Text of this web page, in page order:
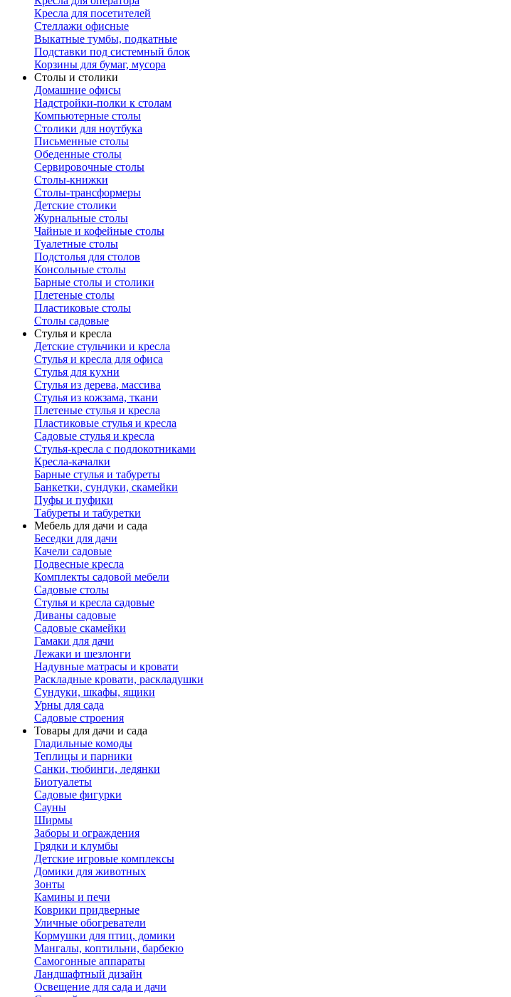
Кресла для посетителей
Стеллажи офисные
Выкатные тумбы, подкатные
Подставки под системный блок
Корзины для бумаг, мусора
Столы и столики
Домашние офисы
Надстройки-полки к столам
Компьютерные столы
Столики для ноутбука
Письменные столы
Обеденные столы
Сервировочные столы
Столы-книжки
Столы-трансформеры
Детские столики
Журнальные столы
Чайные и кофейные столы
Туалетные столы
Подстолья для столов
Консольные столы
Барные столы и столики
Плетеные столы
Пластиковые столы
Столы садовые
Стулья и кресла
Детские стульчики и кресла
Стулья и кресла для офиса
Стулья для кухни
Стулья из дерева, массива
Стулья из кожзама, ткани
Плетеные стулья и кресла
Пластиковые стулья и кресла
Садовые стулья и кресла
Стулья-кресла с подлокотниками
Кресла-качалки
Барные стулья и табуреты
Банкетки, сундуки, скамейки
Пуфы и пуфики
Табуреты и табуретки
Мебель для дачи и сада
Беседки для дачи
Качели садовые
Подвесные кресла
Комплекты садовой мебели
Садовые столы
Стулья и кресла садовые
Диваны садовые
Садовые скамейки
Гамаки для дачи
Лежаки и шезлонги
Надувные матрасы и кровати
Раскладные кровати, раскладушки
Сундуки, шкафы, ящики
Урны для сада
Садовые строения
Товары для дачи и сада
Гладильные комоды
Теплицы и парники
Санки, тюбинги, ледянки
Биотуалеты
Садовые фигурки
Сауны
Ширмы
Заборы и ограждения
Грядки и клумбы
Детские игровые комплексы
Домики для животных
Зонты
Камины и печи
Коврики придверные
Уличные обогреватели
Кормушки для птиц, домики
Мангалы, коптильни, барбекю
Самогонные аппараты
Ландшафтный дизайн
Освещение для сада и дачи